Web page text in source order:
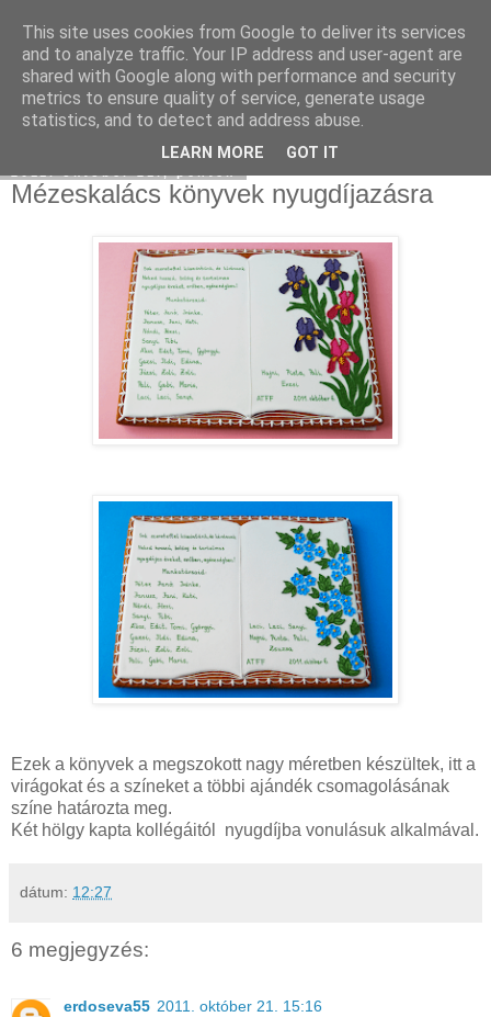
Moha Konyha
Mézeskalács könyvek nyugdíjazásra
Ezek a könyvek a megszokott nagy méretben készültek, itt a
virágokat és a színeket a többi ajándék csomagolásának
színe határozta meg.
Két hölgy kapta kollégáitól nyugdíjba vonulásuk alkalmával.
dátum: 12:27
6 megjegyzés:
erdoseva55 2011. október 21. 15:16
This site uses cookies from Google to deliver its services
and to analyze traffic. Your IP address and user-agent are
shared with Google along with performance and security
metrics to ensure quality of service, generate usage
statistics, and to detect and address abuse.
LEARN MORE GOT IT